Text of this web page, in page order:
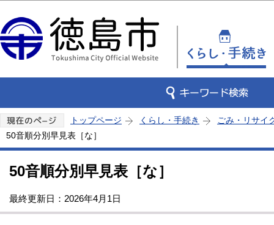
トップページ くらし・手続き
ごみ・リサイ
50音順分別早見表［な］
50音順分別早見表［な］
最終更新日：2026年4月1日